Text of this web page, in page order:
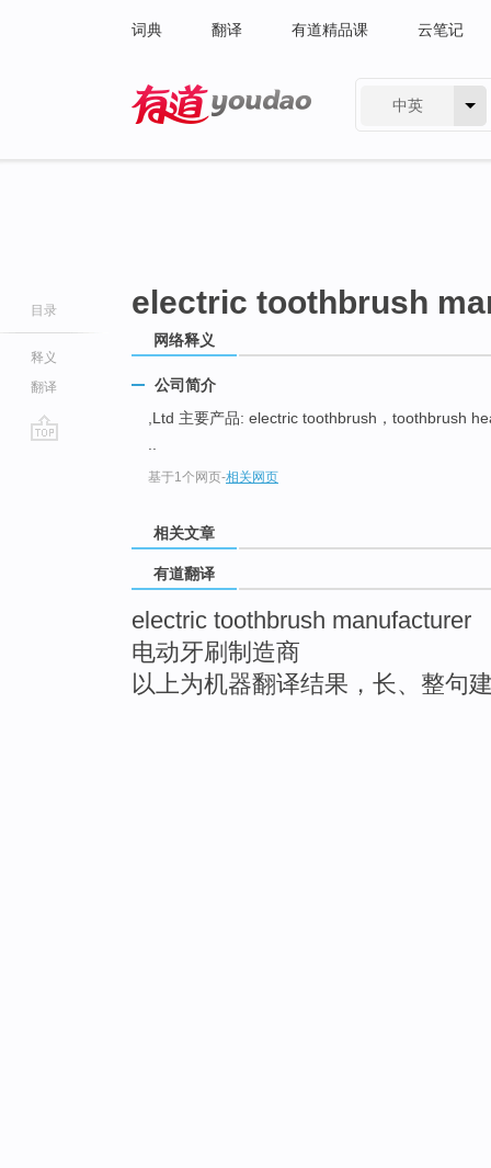
词典 翻译 有道精品课 云笔记
中英
目录
释义
翻译
electric toothbrush
网络释义
公司简介
,Ltd 主要产品: electric toothbrush，toothbrush
基于1个网页-相关网页
相关文章
有道翻译
electric toothbrush manufacturer
电动牙刷制造商
以上为机器翻译结果，长、整句